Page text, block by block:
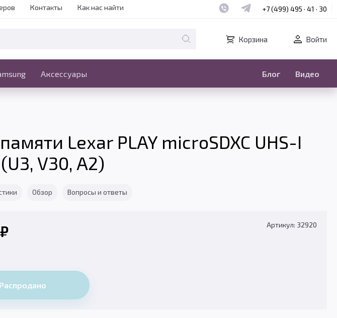
Контакты Как нас найти Наш whatsapp
Наш telegram
+7 (499) 495 · 41 · 30
Корзина Войти
Аксессуары Блог Видео
Lexar PLAY microSDXC UHS-I
V30, A2)
Обзор Вопросы и ответы
₽ Артикул: 32920
Распродано